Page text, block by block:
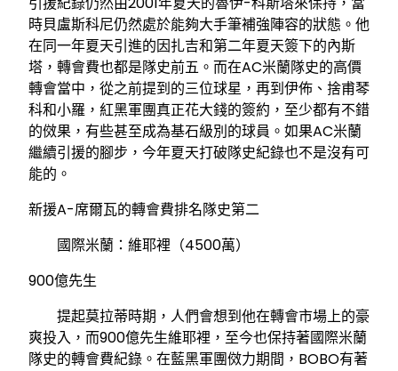
時貝盧斯科尼仍然處於能夠大手筆補強陣容的狀態。他
在同一年夏天引進的因扎吉和第二年夏天簽下的內斯
塔，轉會費也都是隊史前五。而在AC米蘭隊史的高價
轉會當中，從之前提到的三位球星，再到伊佈、捨甫琴
科和小羅，紅黑軍團真正花大錢的簽約，至少都有不錯
的傚果，有些甚至成為基石級別的球員。如果AC米蘭
繼續引援的腳步，今年夏天打破隊史紀錄也不是沒有可
能的。
新援A-席爾瓦的轉會費排名隊史第二
國際米蘭：維耶裡（4500萬）
900億先生
提起莫拉蒂時期，人們會想到他在轉會市場上的豪
爽投入，而900億先生維耶裡，至今也保持著國際米蘭
隊史的轉會費紀錄。在藍黑軍團傚力期間，BOBO有著